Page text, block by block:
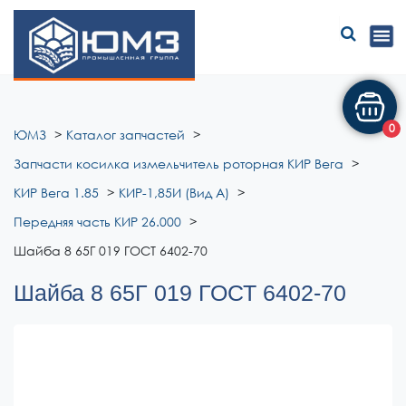
ЮМЗ
ЮМЗ
Каталог запчастей
Запчасти косилка измельчитель роторная КИР Вега
КИР Вега 1.85
КИР-1,85И (Вид А)
Передняя часть КИР 26.000
Шайба 8 65Г 019 ГОСТ 6402-70
Шайба 8 65Г 019 ГОСТ 6402-70
0